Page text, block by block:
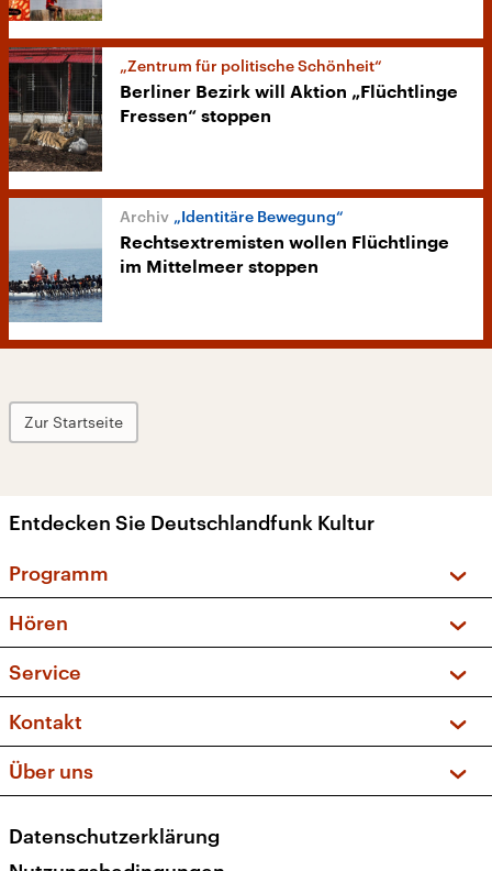
„Zentrum für politische Schönheit“
Berliner Bezirk will Aktion „Flüchtlinge
Fressen“ stoppen
„Identitäre Bewegung“
Rechtsextremisten wollen Flüchtlinge
im Mittelmeer stoppen
Zur Startseite
Entdecken Sie Deutschlandfunk Kultur
Programm
Sendungen und Podcasts
Musikliste
Kakadu – Das Kinderprogramm
Hören
Frequenzen (UKW + DAB+)
Service
FAQ
Apps
Newsletter
Veranstaltungen
Kontakt
Social Media
Über uns
Presse
Datenschutzerklärung